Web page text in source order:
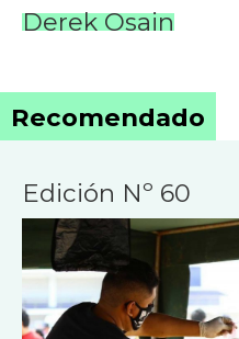
Derek Osain
Recomendado
Edición Nº 60